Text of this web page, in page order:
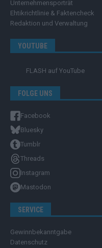
Unternehmensporträt
Ehtikrichtlinie & Faktencheck
Redaktion und Verwaltung
YOUTUBE
FLASH auf YouTube
FOLGE UNS
Facebook
Bluesky
Tumblr
Threads
Instagram
Mastodon
SERVICE
Gewinnbekanntgabe
Datenschutz